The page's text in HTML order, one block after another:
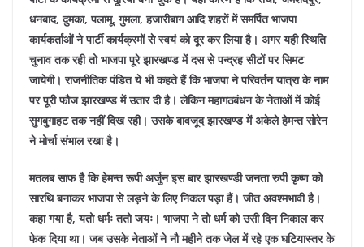
धनबाद, दुमका, पलामू, गुमला, हजारीबाग आदि शहरों में समर्पित भाजपा
कार्यकर्ताओं ने पार्टी कार्यक्रमों से स्वयं को दूर कर लिया है। अगर यही स्थिति
चुनाव तक रही तो भाजपा पूरे झारखण्ड में दस से पन्द्रह सीटों पर सिमट
जायेगी। राजनीतिक पंडित ये भी कहते हैं कि भाजपा ने परिवर्तन यात्रा के नाम
पर पूरी फौज झारखण्ड में उतार दी है। लेकिन महागठबंधन के नेताओं में कोई
सुगबुगाहट तक नहीं दिख रही। उसके बावजूद झारखण्ड में अकेले हेमन्त सोरेन
ने मोर्चा संभाल रखा है।
मतलब साफ है कि हेमन्त रूपी अर्जुन इस बार झारखण्डी जनता रुपी कृष्ण को
सारथि बनाकर भाजपा से लड़ने के लिए निकल पड़ा हैं। जीत अवश्मभावी है।
कहा गया है, यतो धर्मः ततो जयः। भाजपा ने तो धर्म को उसी दिन निकाल कर
फेक दिया था। जब उसके नेताओं ने नौ महीने तक जेल में रहे एक घटियास्तर के